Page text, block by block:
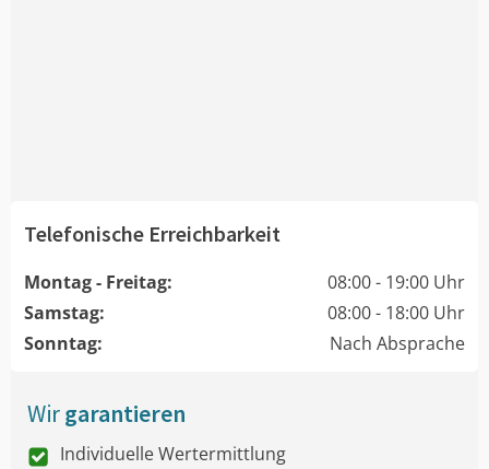
Telefonische Erreichbarkeit
Montag - Freitag:
08:00 - 19:00 Uhr
Samstag:
08:00 - 18:00 Uhr
Sonntag:
Nach Absprache
Wirgarantieren
Individuelle Wertermittlung